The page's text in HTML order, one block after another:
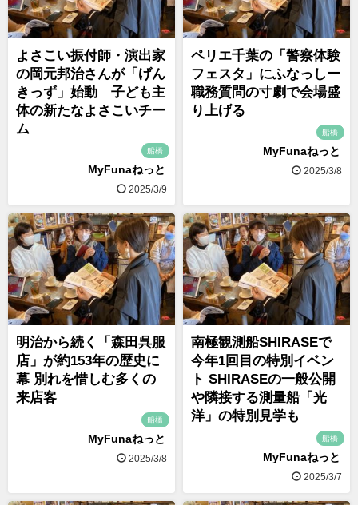
よさこい振付師・演出家
の岡元邦治さんが「げん
きっず」始動 子ども主
体の新たなよさこいチー
ム
船橋
MyFunaねっと
2025/3/9
ペリエ千葉の「警察体験
フェスタ」にふなっしー
職務質問の寸劇で会場盛
り上げる
船橋
MyFunaねっと
2025/3/8
明治から続く「森田呉服
店」が約153年の歴史に
幕 別れを惜しむ多くの
来店客
船橋
MyFunaねっと
2025/3/8
南極観測船SHIRASEで
今年1回目の特別イベン
ト SHIRASEの一般公開
や隣接する測量船「光
洋」の特別見学も
船橋
MyFunaねっと
2025/3/7